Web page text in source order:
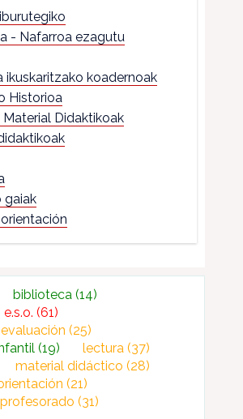
- Nafarroa ezagutu
ikuskaritzako koadernoak
Historioa
Material Didaktikoak
gaiak
biblioteca(14)
e.s.o.(61)
evaluación(25)
(19) lectura(37)
material didáctico(28)
(21)
profesorado(31)